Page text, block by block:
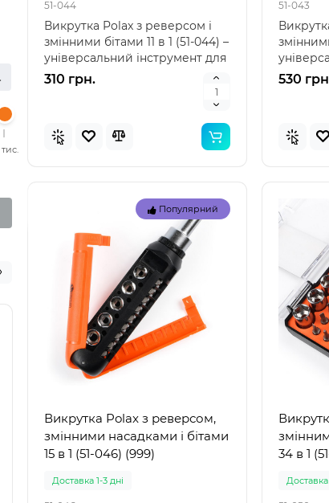
тис.
Топ
51-044
Викрутка Polax з реверсом і
змінними бітами 11 в 1 (51-044) –
універсальний інструмент для
велосипед..
310 грн.
51-043
майстрів
530
Популярний
Викрутка Polax з реверсом,
змінними насадками і бітами
15 в 1 (51-046) (999)
Доставка 1-3 дні
34 в 1
Доставка